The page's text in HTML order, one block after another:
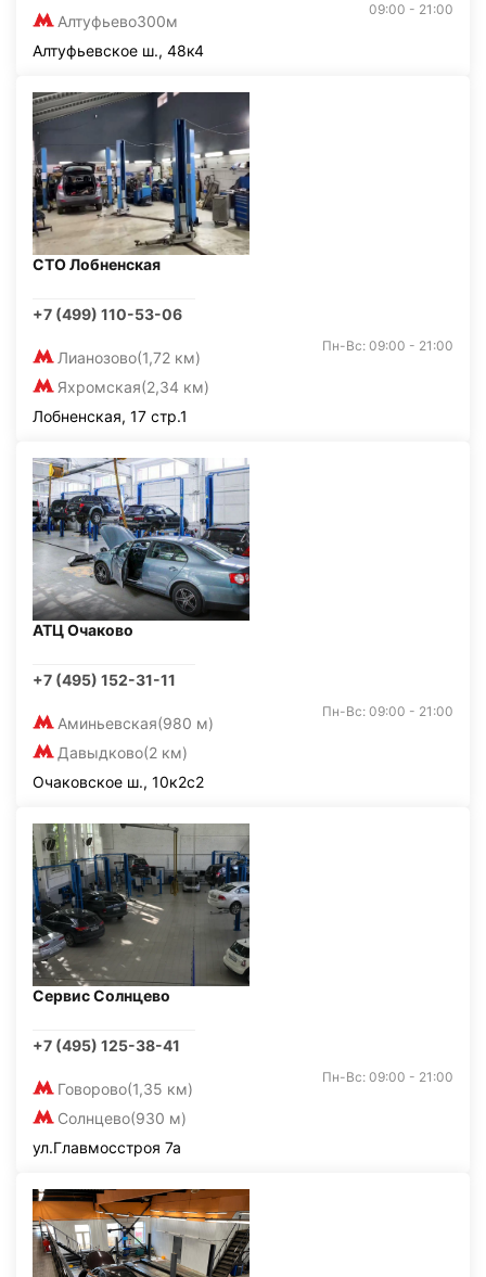
Алтуфьево300м
09:00 - 21:00
Алтуфьевское ш., 48к4
СТО Лобненская
+7 (499) 110-53-06
Лианозово(1,72 км)
Яхромская(2,34 км)
Пн-Вс: 09:00 - 21:00
Лобненская, 17 стр.1
АТЦ Очаково
+7 (495) 152-31-11
Аминьевская(980 м)
Давыдково(2 км)
Пн-Вс: 09:00 - 21:00
Очаковское ш., 10к2с2
Сервис Солнцево
+7 (495) 125-38-41
Говорово(1,35 км)
Солнцево(930 м)
Пн-Вс: 09:00 - 21:00
ул.Главмосстроя 7а